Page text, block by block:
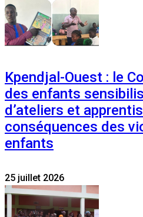
Kpendjal-Ouest : le
des enfants
d’ateliers et
conséquences des
enfants
25 juillet 2026